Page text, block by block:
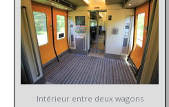
Intérieur entre deux wagons